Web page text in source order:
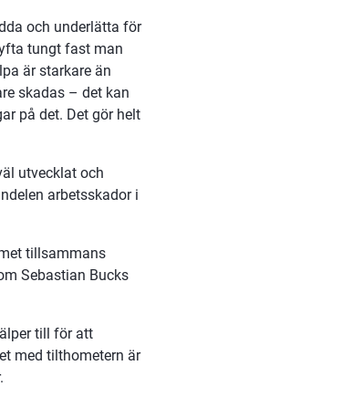
och underlätta för
tungt fast man
är starkare än
skadas – det kan
på det. Det gör helt
utvecklat och
arbetsskador i
tillsammans
Sebastian Bucks
till för att
med tilthometern är